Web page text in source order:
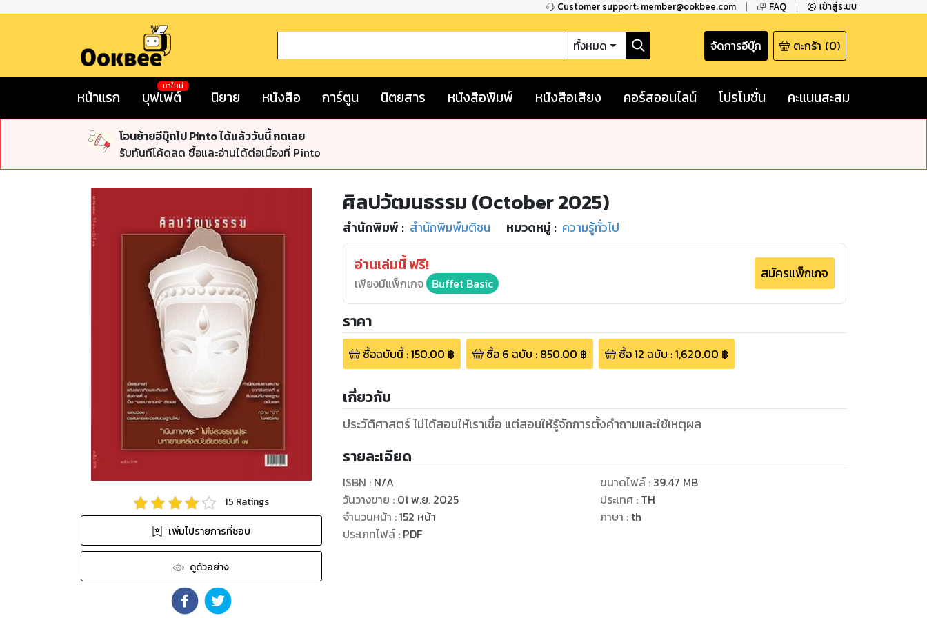
Customer support: member@ookbee.com FAQ เข้าสู่ระบบ
ทั้งหมด จัดการอีบุ๊ก ตะกร้า (0)
หน้าแรก บุฟเฟต์
มาใหม่
นิยาย หนังสือ การ์ตูน นิตยสาร หนังสือพิมพ์ หนังสือเสียง คอร์สออนไลน์ โปรโมชั่น คะแนนสะสม
โอนย้ายอีบุ๊กไป Pinto ได้แล้ววันนี้ กดเลย
รับทันทีโค้ดลด ซื้อและอ่านได้ต่อเนื่องที่ Pinto
15 Ratings
เพิ่มไปรายการที่ชอบ
ดูตัวอย่าง
ศิลปวัฒนธรรม (October 2025)
สำนักพิมพ์ : สำนักพิมพ์มติชน หมวดหมู่ : ความรู้ทั่วไป
อ่านเล่มนี้ ฟรี!
เพียงมีแพ็กเกจ Buffet Basic
สมัครแพ็กเกจ
ราคา
ซื้อฉบับนี้:150.00 ฿ ซื้อ 6 ฉบับ : 850.00 ฿ ซื้อ12 ฉบับ :1,620.00 ฿
เกี่ยวกับ
ประวัติศาสตร์ ไม่ได้สอนให้เราเชื่อ แต่สอนให้รู้จักการตั้งคำถามและใช้เหตุผล
รายละเอียด
ISBN : N/A
วันวางขาย : 01 พ.ย. 2025
จำนวนหน้า :152 หน้า
ประเภทไฟล์: PDF
ขนาดไฟล์: 39.47 MB
ประเทศ : TH
ภาษา : th